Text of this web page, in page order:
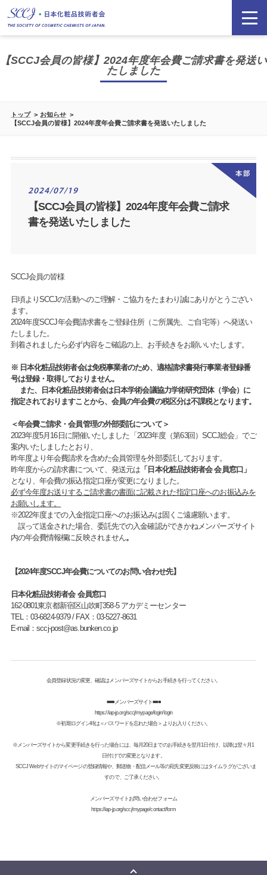
【SCCJ会員の皆様】2024年度年会費ご請求書を発送い
たしました
トップ
お知らせ
【SCCJ会員の皆様】2024年度年会費ご請求書を発送いたしました
2024/07/19
【SCCJ会員の皆様】2024年度年会費ご請求
書を発送いたしました
SCCJ会員の皆様
日頃よりSCCJの活動へのご理解・ご協力をたまわり誠にありがとうござい
ます。
2024年度SCCJ年会費請求書をご登録住所（ご所属先、ご自宅等）へ発送い
たしました。
到着されましたら必ず内容をご確認の上、お手続きをお願いいたします。
※ 日本化粧品技術者会は免税事業者のため、適格請求書発行事業者登録番
号は登録・取得しておりません。
また、日本化粧品技術者会は日本学術会議協力学術研究団体（学会）に
指定されておりますことから、会員の年会費の税区分は不課税となります。
＜年会費ご請求・会員管理の外部委託について＞
2023年度5月16日に開催いたしました「2023年度（第63回）SCCJ総会」でご
案内いたしましたとおり、
昨年度より年会費請求を含めた会員管理を外部委託しております。
昨年度からの請求書について、発送元は 「日本化粧品技術者会 会員窓口」
となり、年会費の振込指定口座が変更になりました。
必ず今年度お送りするご請求書の書面に記載された指定口座へのお振込みを
お願いします。
※2022年度までの入金指定口座へのお振込みは固くご遠慮願います。
誤って送金された場合、委託先での入金確認ができかねメンバーズサイト
内の年会費情報欄に反映されません。
【2024年度SCCJ年会費についてのお問い合わせ先】
日本化粧品技術者会 会員窓口
162-0801東京都新宿区山吹町358-5 アカデミーセンター
TEL：03-6824-9379 / FAX：03-5227-8631
E-mail：sccj-post@as.bunken.co.jp
会員登録状況の変更、確認はメンバーズサイトからお手続きを行ってください。
■■■メンバーズサイト■■■
https://iap-jp.org/sccj/mypage/login/login
※初期ログイン時は＜パスワードを忘れた場合＞よりお入りください。
※メンバーズサイトから変更手続きを行った場合には、毎月20日までのお手続きを翌月1日付け、以降は翌々月1
日付けでの変更となります。
SCCJ Webサイトのマイページの登録情報や、郵送物・配信メール等の宛先変更反映にはタイムラグがございま
すので、ご了承ください。
メンバーズサイトお問い合わせフォーム
https://iap-jp.org/sccj/mypage/contact/form